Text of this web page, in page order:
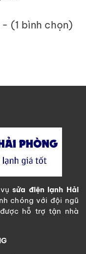
(1 bình chọn)
vụsửa điện lạnh Hải
chóng với đội ngũ
hỗ trợ tận nhà